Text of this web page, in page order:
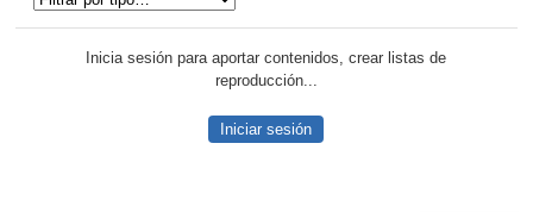
Inicia sesión para aportar contenidos, crear listas de
reproducción...
Iniciar sesión